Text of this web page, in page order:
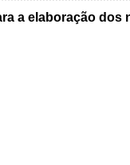
a elaboração dos